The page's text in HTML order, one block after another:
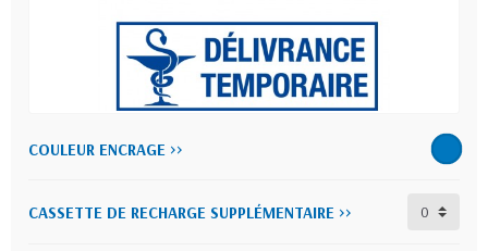
COULEUR ENCRAGE >>
CASSETTE DE RECHARGE SUPPLÉMENTAIRE >>